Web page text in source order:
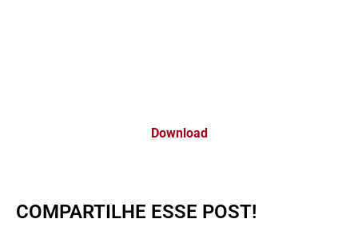
Download
COMPARTILHE ESSE POST!